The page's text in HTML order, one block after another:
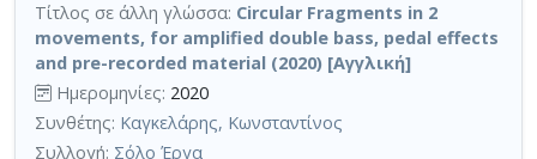
Τίτλος σε άλλη γλώσσα: Circular Fragments in 2
movements, for amplified double bass, pedal effects
and pre-recorded material (2020) [Αγγλική]
Ημερομηνίες: 2020
Συνθέτης: Καγκελάρης, Κωνσταντίνος
Συλλογή: Σόλο Έργα